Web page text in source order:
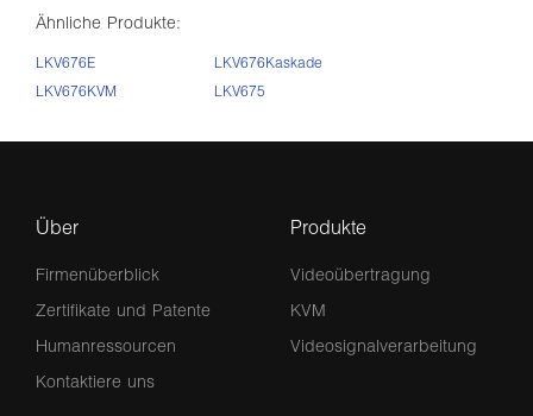
Ähnliche Produkte:
LKV676E
LKV676Kaskade
LKV676KVM
LKV675
Über
Firmenüberblick
Zertifikate und Patente
Humanressourcen
Kontaktiere uns
Produkte
Videoübertragung
KVM
Videosignalverarbeitung